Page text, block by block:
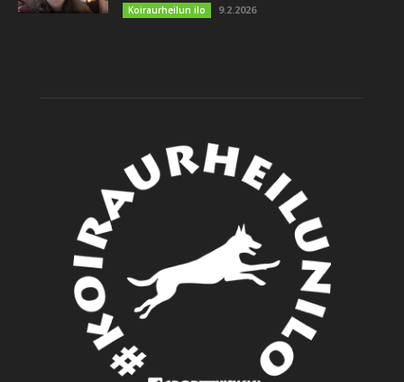
Koiraurheilun ilo 9.2.2026